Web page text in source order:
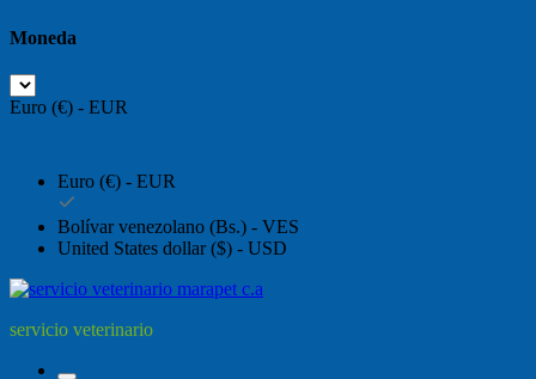
Moneda
Euro (€) - EUR
Euro (€) - EUR
Bolívar venezolano (Bs.) - VES
United States dollar ($) - USD
servicio veterinario